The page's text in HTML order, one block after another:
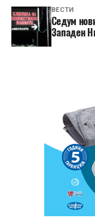
ВЕСТИ
Седум
Западен